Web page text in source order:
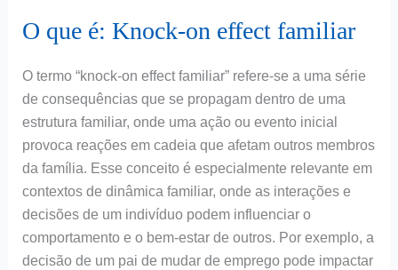
O que é: Knock-on effect familiar
O termo “knock-on effect familiar” refere-se a uma série
de consequências que se propagam dentro de uma
estrutura familiar, onde uma ação ou evento inicial
provoca reações em cadeia que afetam outros membros
da família. Esse conceito é especialmente relevante em
contextos de dinâmica familiar, onde as interações e
decisões de um indivíduo podem influenciar o
comportamento e o bem-estar de outros. Por exemplo, a
decisão de um pai de mudar de emprego pode impactar